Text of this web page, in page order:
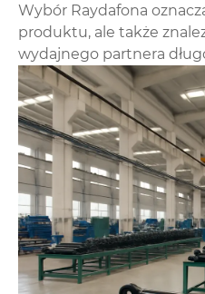
Wybór Raydafona
produktu, ale także
wydajnego partnera